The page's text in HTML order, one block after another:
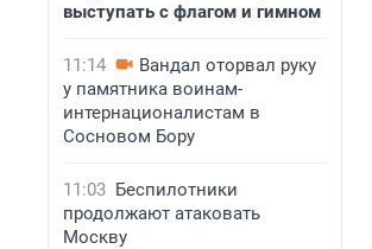
выступать с флагом и гимном
11:14
Вандал оторвал руку
у памятника воинам-
интернационалистам в
Сосновом Бору
11:03 Беспилотники
продолжают атаковать
Москву